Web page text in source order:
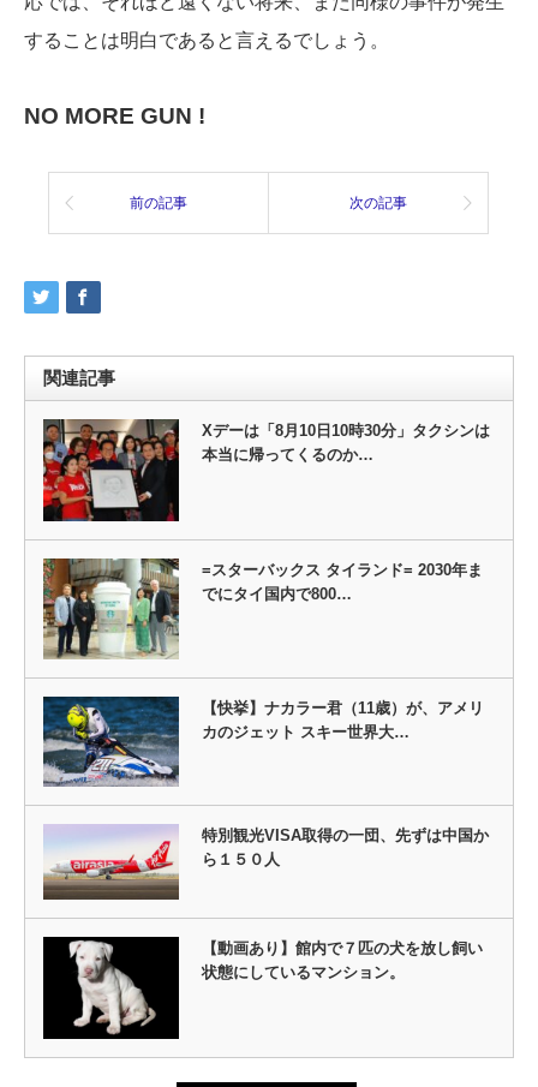
することは明白であると言えるでしょう。
NO MORE GUN !
前の記事 次の記事
関連記事
Xデーは「8月10日10時30分」タクシンは
本当に帰ってくるのか…
=スターバックス タイランド= 2030年ま
でにタイ国内で800…
【快挙】ナカラー君（11歳）が、アメリ
カのジェット スキー世界大…
特別観光VISA取得の一団、先ずは中国か
ら１５０人
【動画あり】館内で７匹の犬を放し飼い
状態にしているマンション。